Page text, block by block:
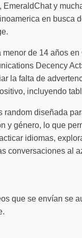
y
en
de 14 años
Decency
la falta de
incluyendo
diseñada
género, lo que
idiomas,
conversaciones al
que se envían se